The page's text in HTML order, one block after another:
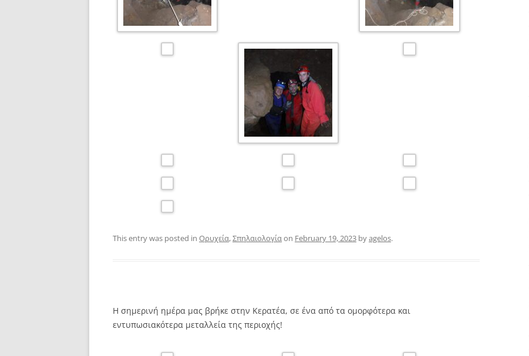
This entry was posted in Ορυχεία,Σπηλαιολογίαon February 19, 2023 byagelos.
Η σημερινή ημέρα μας βρήκε στην Κερατέα, σε ένα από τα ομορφότερα και
εντυπωσιακότερα μεταλλεία της περιοχής!